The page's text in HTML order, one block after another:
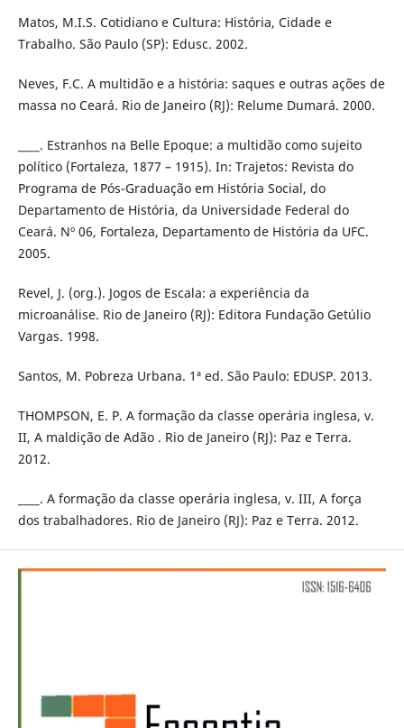
Matos, M.I.S. Cotidiano e Cultura: História, Cidade e
Trabalho. São Paulo (SP): Edusc. 2002.
Neves, F.C. A multidão e a história: saques e outras ações de
massa no Ceará. Rio de Janeiro (RJ): Relume Dumará. 2000.
____. Estranhos na Belle Epoque: a multidão como sujeito
político (Fortaleza, 1877 – 1915). In: Trajetos: Revista do
Programa de Pós-Graduação em História Social, do
Departamento de História, da Universidade Federal do
Ceará. Nº 06, Fortaleza, Departamento de História da UFC.
2005.
Revel, J. (org.). Jogos de Escala: a experiência da
microanálise. Rio de Janeiro (RJ): Editora Fundação Getúlio
Vargas. 1998.
Santos, M. Pobreza Urbana. 1ª ed. São Paulo: EDUSP. 2013.
THOMPSON, E. P. A formação da classe operária inglesa, v.
II, A maldição de Adão . Rio de Janeiro (RJ): Paz e Terra.
2012.
____. A formação da classe operária inglesa, v. III, A força
dos trabalhadores. Rio de Janeiro (RJ): Paz e Terra. 2012.